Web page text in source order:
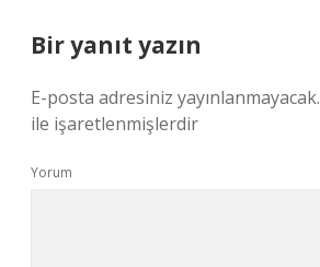
Bir yanıt yazın
E-posta adresiniz yayınlanmayacak.
ile işaretlenmişlerdir
Yorum